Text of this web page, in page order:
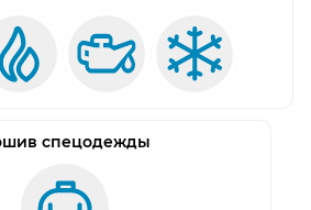
в разных цветах, для
пряжек. Пряжки на
спецодежды